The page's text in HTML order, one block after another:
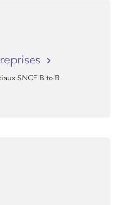
SNCF B to B